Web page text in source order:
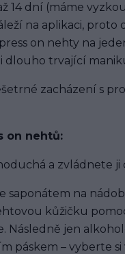
14 dní (máme
na aplikaci,
on nehty na
dlouho trvající
zacházení s
on nehtů:
a zvládnete ji
saponátem na
kůžičku
Následně jen
páskem – vyberte